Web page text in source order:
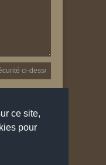
ce site,
pour